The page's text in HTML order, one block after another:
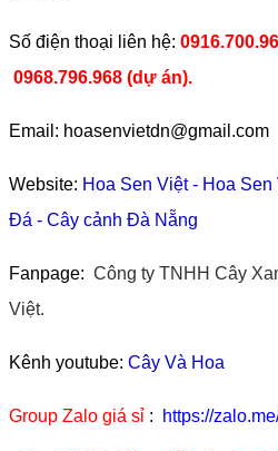
​Số điện thoại liên hệ:
0968.796.968 (dự án).
Email: hoasenvietdn@gmail.com
Website: Hoa Sen Việt- Hoa
Đá - Cây cảnh Đà Nẵng
Fanpage: Công ty TNHH Cây
Việt.
Kênh youtube: Cây Và Hoa
Group Zalo giá sỉ : https://